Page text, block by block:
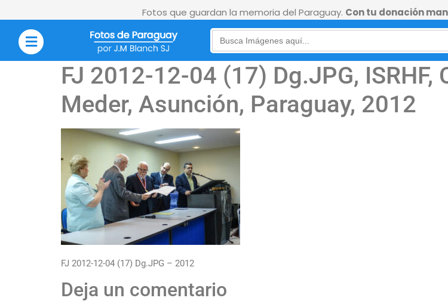
Fotos que guardan la memoria del Paraguay. Con tu donación
Search
for:
FJ 2012-12-04 (17) Dg.JPG, ISRHF,
Meder, Asunción, Paraguay, 2012
FJ 2012-12-04 (17) Dg.JPG – 2012
Deja un comentario